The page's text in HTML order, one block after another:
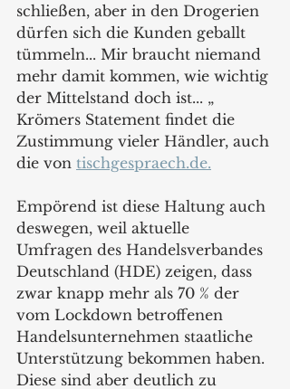
schließen, aber in den Drogerien
dürfen sich die Kunden geballt
tümmeln... Mir braucht niemand
mehr damit kommen, wie wichtig
der Mittelstand doch ist... „
Krömers Statement findet die
Zustimmung vieler Händler, auch
die von tischgespraech.de.
Empörend ist diese Haltung auch
deswegen, weil aktuelle
Umfragen des Handelsverbandes
Deutschland (HDE) zeigen, dass
zwar knapp mehr als 70 % der
vom Lockdown betroffenen
Handelsunternehmen staatliche
Unterstützung bekommen haben.
Diese sind aber deutlich zu